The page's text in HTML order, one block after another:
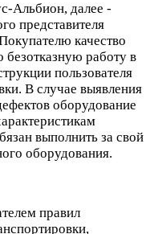
Альбион, далее -
представителя
качество
безотказную работу в
пользователя
В случае выявления
оборудование
выполнить за свой
оборудования.
правил